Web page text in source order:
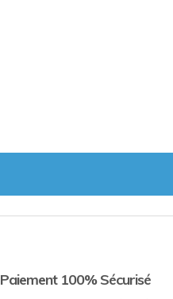
Paiement 100% Sécurisé